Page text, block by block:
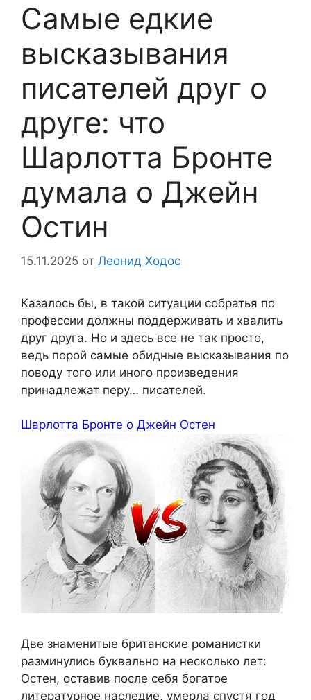
Самые едкие
высказывания
писателей друг о
друге: что
Шарлотта Бронте
думала о Джейн
Остин
15.11.2025 от Леонид Ходос
Казалось бы, в такой ситуации собратья по
профессии должны поддерживать и хвалить
друг друга. Но и здесь все не так просто,
ведь порой самые обидные высказывания по
поводу того или иного произведения
принадлежат перу… писателей.
Шарлотта Бронте о Джейн Остен
Две знаменитые британские романистки
разминулись буквально на несколько лет:
Остен, оставив после себя богатое
литературное наследие, умерла спустя год